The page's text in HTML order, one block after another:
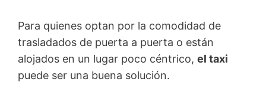
Para quienes optan por la comodidad de
trasladados de puerta a puerta o están
alojados en un lugar poco céntrico, el taxi
puede ser una buena solución.